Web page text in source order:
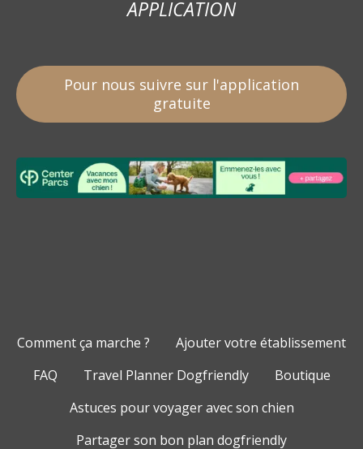
APPLICATION
Pour nous suivre sur l'application
gratuite
Comment ça marche ?
Ajouter votre établissement
FAQ
Travel Planner Dogfriendly
Boutique
Astuces pour voyager avec son chien
Partager son bon plan dogfriendly